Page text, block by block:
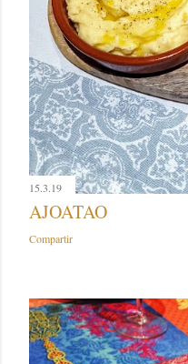
15.3.19
AJOATAO
Compartir